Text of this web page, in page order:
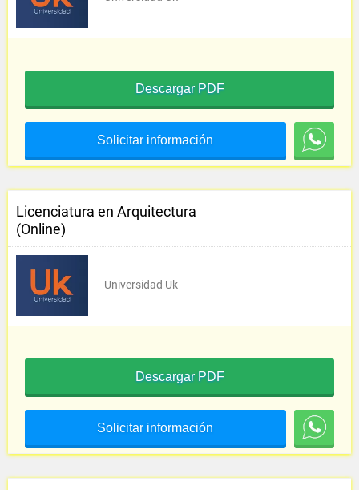
Descargar PDF
Solicitar información
Licenciatura en Arquitectura
(Online)
Universidad Uk
Descargar PDF
Solicitar información